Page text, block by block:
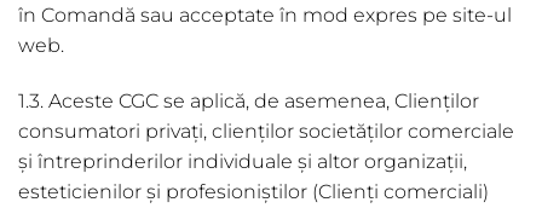
în Comandă sau acceptate în mod expres pe site-ul
web.
1.3. Aceste CGC se aplică, de asemenea, Clienților
consumatori privați, clienților societăților comerciale
și întreprinderilor individuale și altor organizații,
esteticienilor și profesioniștilor (Clienți comerciali)